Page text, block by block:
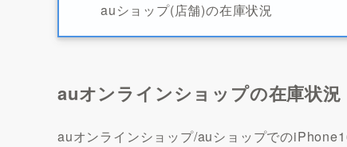
auショップ(店舗)の在庫状況
auオンラインショップの在庫状況
auオンラインショップ/auショップでの